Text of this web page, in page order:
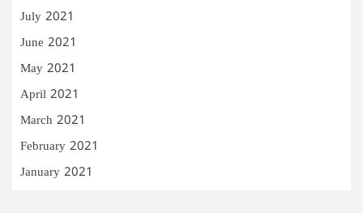
July 2021
June 2021
May 2021
April 2021
March 2021
February 2021
January 2021